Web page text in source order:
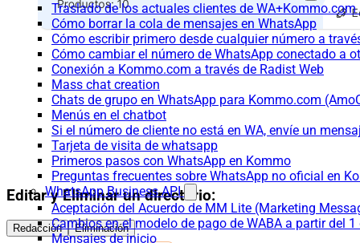
Traslado de los actuales clientes de
Cómo borrar la cola de mensajes en WhatsApp
Cómo escribir primero desde cualquier número a
Cómo cambiar el número de WhatsApp conectado a
Conexión a Kommo.com a través de Radist Web
Mass chat creation
Chats de grupo en WhatsApp para Kommo.com
Menús en el chatbot
Si el número de cliente no está en WA, envíe un
Tarjeta de visita de whatsapp
Primeros pasos con WhatsApp en Kommo
Preguntas frecuentes sobre WhatsApp no oficial en
WhatsApp Business API
Aceptación del Acuerdo de MM Lite (Marketing
Cambios en el modelo de pago de WABA a partir del
Mensajes de inicio
Editar y Eliminar un directorio:
Redacción Eliminación